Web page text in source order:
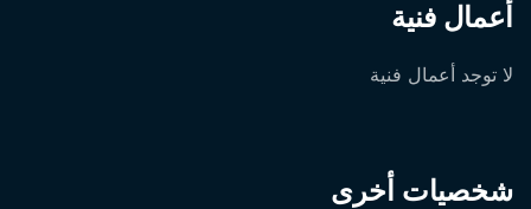
أعمال فنية
لا توجد أعمال فنية
شخصيات أخرى